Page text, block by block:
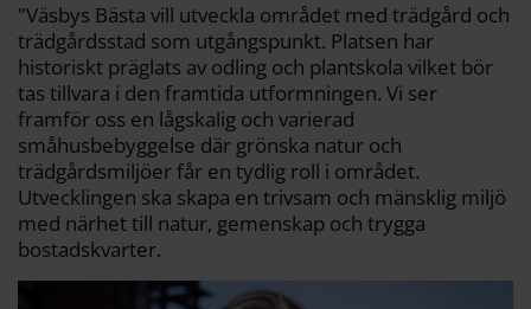
"Väsbys Bästa vill utveckla området med trädgård och
trädgårdsstad som utgångspunkt. Platsen har
historiskt präglats av odling och plantskola vilket bör
tas tillvara i den framtida utformningen. Vi ser
framför oss en lågskalig och varierad
småhusbebyggelse där grönska natur och
trädgårdsmiljöer får en tydlig roll i området.
Utvecklingen ska skapa en trivsam och mänsklig miljö
med närhet till natur, gemenskap och trygga
bostadskvarter.